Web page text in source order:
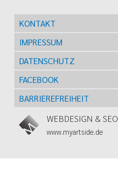
KONTAKT
IMPRESSUM
DATENSCHUTZ
FACEBOOK
BARRIEREFREIHEIT
WEBDESIGN & SEO
www.myartside.de